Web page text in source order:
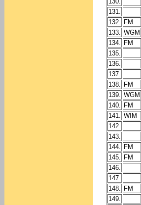
131.
132. FM
133. WGM
134. FM
135.
136.
137.
138. FM
139. WGM
140. FM
141. WIM
142.
143.
144. FM
145. FM
146.
147.
148. FM
149.